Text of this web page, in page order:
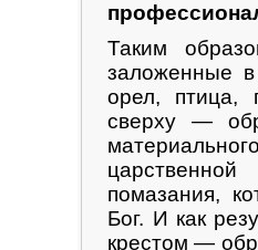
Таким
заложенные в
орел, птица,
сверху —
помазания,
Бог. И как
крестом —